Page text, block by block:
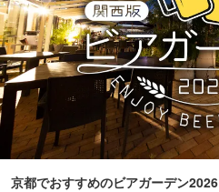
京都でおすすめのビアガーデン2026